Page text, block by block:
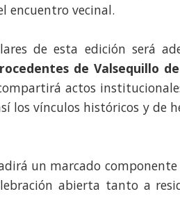
encuentro vecinal.
de esta edición será
de Valsequillo
actos
los vínculos históricos y de
un marcado componente
abierta tanto a